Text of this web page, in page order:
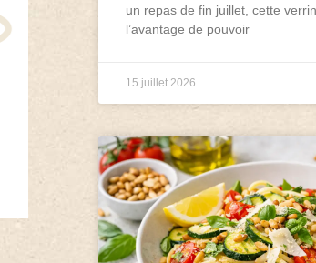
un repas de fin juillet, cette
l’avantage de pouvoir
15 juillet 2026